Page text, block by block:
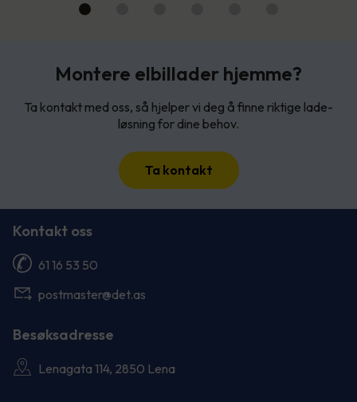
Montere elbillader hjemme?
Ta kontakt med oss, så hjelper vi deg å finne riktige lade-
løsning for dine behov.
Ta kontakt
Kontakt oss
61 16 53 50
postmaster@det.as
Besøksadresse
Lenagata 114, 2850 Lena